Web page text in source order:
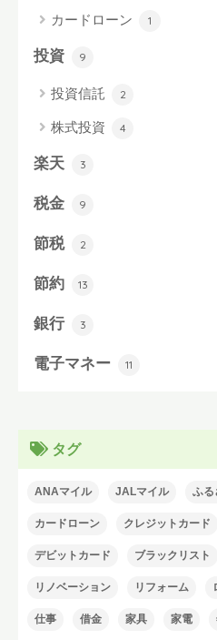
カードローン 1
投資 9
投資信託 2
株式投資 4
楽天 3
税金 9
節税 2
節約 13
銀行 3
電子マネー 11
タグ
ANAマイル JALマイル ふる
カードローン クレジットカード
デビットカード ブラックリスト
リノベーション リフォーム
仕事 借金 家具 家電